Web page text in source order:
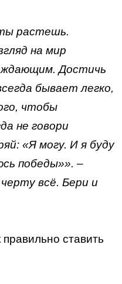
растешь.
на мир
Достичь
бывает легко,
чтобы
не говори
«Я могу. И я буду
победы»». –
всё. Бери и
ставить